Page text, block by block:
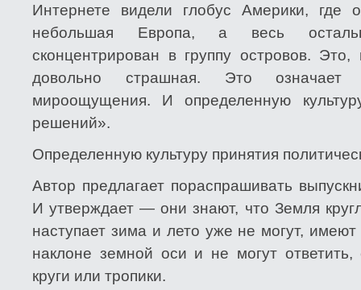
Интернете видели глобус Америки, где
небольшая Европа, а весь
сконцентрирован в группу островов.
довольно страшная. Это означает
мироощущения. И определенную
решений».
Определенную культуру принятия
Автор предлагает пораспрашивать
И утверждает — они знают, что Земля
наступает зима и лето уже не могут,
наклоне земной оси и не могут ответить,
круги или тропики.